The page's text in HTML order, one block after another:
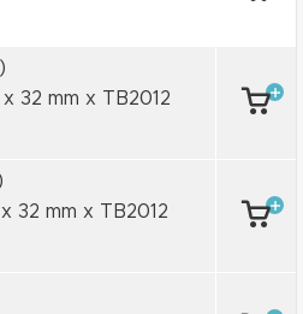
)
x 32 mm x TB2012
x 32 mm x TB2012